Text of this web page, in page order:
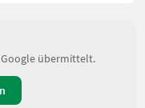
Google übermittelt.